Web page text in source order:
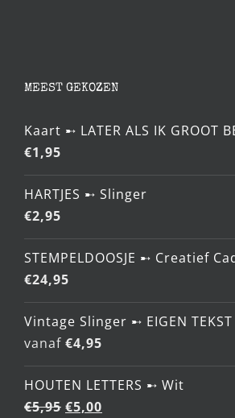
MEEST GEKOZEN
Kaart ➸ LATER ALS IK GROOT
€1,95
HARTJES ➸ Slinger
€2,95
STEMPELDOOSJE ➸ Creatief
€24,95
Vintage Slinger ➸ EIGEN TEKST
vanaf €4,95
HOUTEN LETTERS ➸ Wit
€5,95 Oorspronkelijke
€5,00